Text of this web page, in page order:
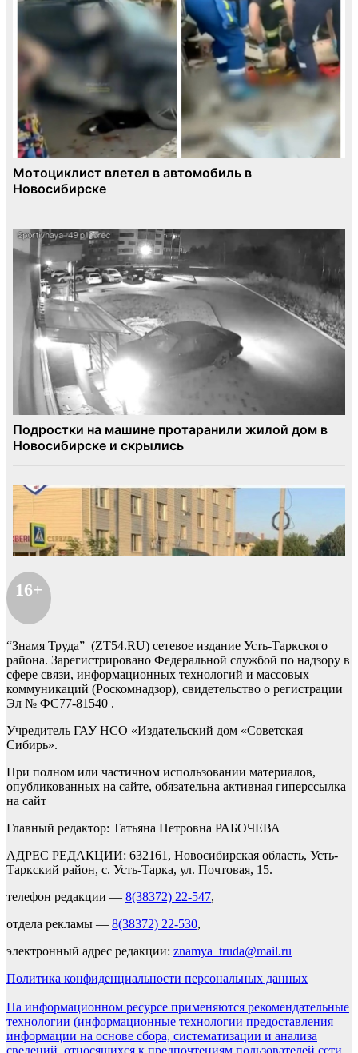
16+
“Знамя Труда” (ZT54.RU) сетевое издание Усть-Таркского
района. Зарегистрировано Федеральной службой по надзору в
сфере связи, информационных технологий и массовых
коммуникаций (Роскомнадзор), свидетельство о регистрации
Эл № ФС77-81540 .
Учредитель ГАУ НСО «Издательский дом «Советская
Сибирь».
При полном или частичном использовании материалов,
опубликованных на сайте, обязательна активная гиперссылка
на сайт
Главный редактор: Татьяна Петровна РАБОЧЕВА
АДРЕС РЕДАКЦИИ: 632161, Новосибирская область, Усть-
Таркский район, с. Усть-Тарка, ул. Почтовая, 15.
телефон редакции — 8(38372) 22-547,
отдела рекламы — 8(38372) 22-530,
электронный адрес редакции: znamya_truda@mail.ru
Политика конфиденциальности персональных данных
На информационном ресурсе применяются рекомендательные
технологии (информационные технологии предоставления
информации на основе сбора, систематизации и анализа